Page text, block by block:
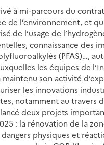
à mi-parcours du
de l’environnement, et
de l’usage de
connaissance des
(PFAS)…,
les équipes de
maintenu son activité
les innovations
notamment au travers
deux projets
: la rénovation de la
physiques et